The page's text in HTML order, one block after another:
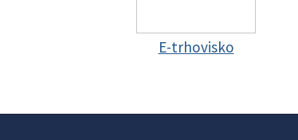
E-trhovisko